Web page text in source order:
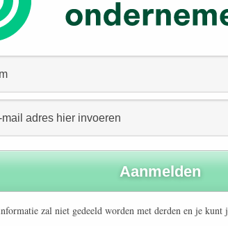
test-, inspectie- en
DEKRA heeft het
grondig geëvalueerd, de
van de service geverifieerd.
in 2019 als proefproject in Scandinavië
bedrijven de koolstofuitstoot van hun
projecten die door de Verenigde
voor de klant niet actief
van elk aangekocht apparaat
Die koolstofimpact wordt dan
bijdrage aan een door de klant
zal niet gedeeld worden met derden en je kunt